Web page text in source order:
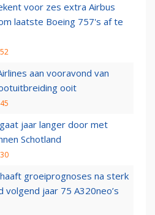
voor zes extra Airbus
laatste Boeing 757's af te
aan vooravond van
ooit
jaar langer door met
Schotland
groeiprognoses na sterk
volgend jaar 75 A320neo’s